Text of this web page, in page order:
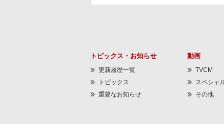
トピックス・お知らせ
更新履歴一覧
トピックス
重要なお知らせ
動画
TVCM
スペシャ
その他